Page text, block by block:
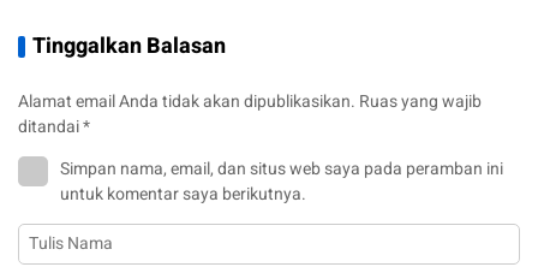
Tinggalkan Balasan
Alamat email Anda tidak akan dipublikasikan. Ruas yang wajib
ditandai*
Simpan nama, email, dan situs web saya pada peramban ini
untuk komentar saya berikutnya.